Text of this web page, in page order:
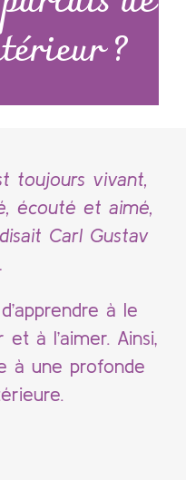
?
toujours vivant,
écouté et aimé,
Carl Gustav
à le
à l’aimer. Ainsi,
à une profonde